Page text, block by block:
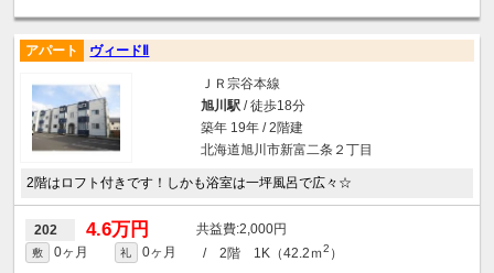
アパート ヴィードⅡ
ＪＲ宗谷本線
旭川駅/ 徒歩18分
築年 19年 / 2階建
北海道旭川市新富二条２丁目
2階はロフト付きです！しかも浴室は一坪風呂で広々☆
202 4.6万円 2,000円
敷 0ヶ月 礼 0ヶ月 / 2階 1K（42.2ｍ2 ）